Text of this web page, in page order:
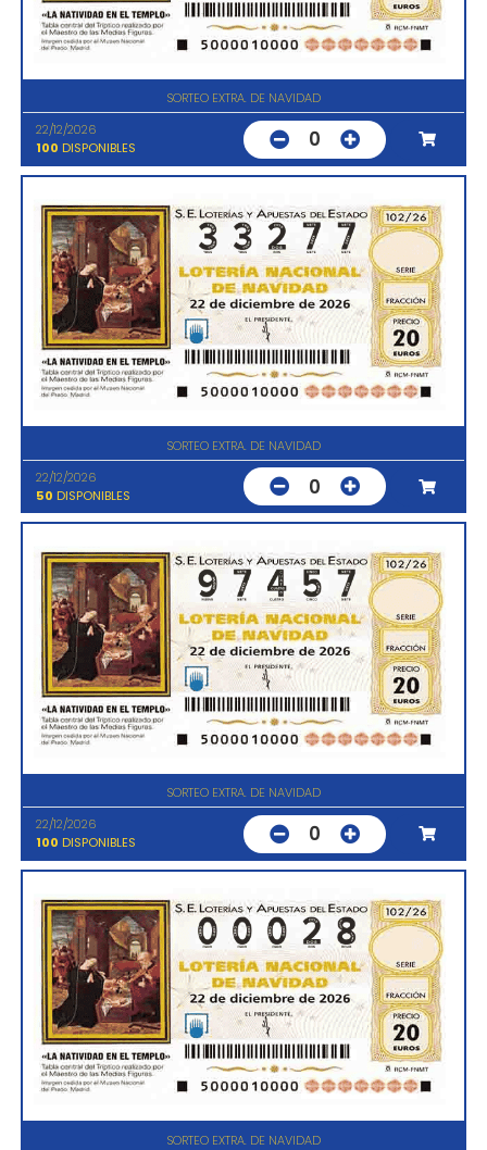
SORTEO EXTRA. DE NAVIDAD
22/12/2026
100 DISPONIBLES 0
SORTEO EXTRA. DE NAVIDAD
22/12/2026
50 DISPONIBLES 0
SORTEO EXTRA. DE NAVIDAD
22/12/2026
100 DISPONIBLES 0
SORTEO EXTRA. DE NAVIDAD